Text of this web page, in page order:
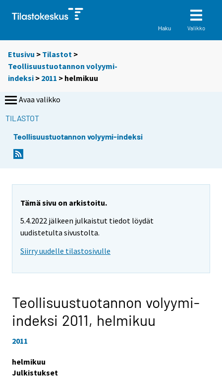
Haku Valikko
Etusivu > Tilastot >
Teollisuustuotannon volyymi-
indeksi > 2011 > helmikuu
Avaa valikko
TILASTOT
Teollisuustuotannon volyymi-indeksi
Tämä sivu on arkistoitu.
5.4.2022 jälkeen julkaistut tiedot löydät
uudistetulta sivustolta.
Siirry uudelle tilastosivulle
Teollisuustuotannon volyymi-
indeksi 2011, helmikuu
2011
helmikuu
Julkistukset